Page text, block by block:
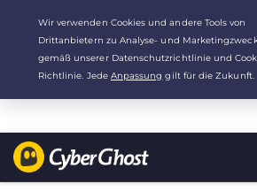
Deine Wahl:Der beste Dealfür
/Monat